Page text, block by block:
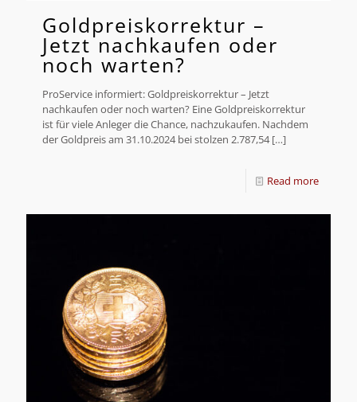
Goldpreiskorrektur –
Jetzt nachkaufen oder
noch warten?
ProService informiert: Goldpreiskorrektur – Jetzt
nachkaufen oder noch warten? Eine Goldpreiskorrektur
ist für viele Anleger die Chance, nachzukaufen. Nachdem
der Goldpreis am 31.10.2024 bei stolzen 2.787,54[…]
Read more